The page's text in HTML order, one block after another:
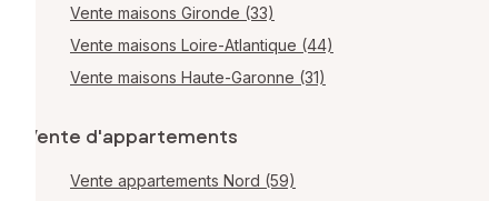
Vente maisons Gironde (33)
Vente maisons Loire-Atlantique (44)
Vente maisons Haute-Garonne (31)
Vente d'appartements
Vente appartements Nord (59)